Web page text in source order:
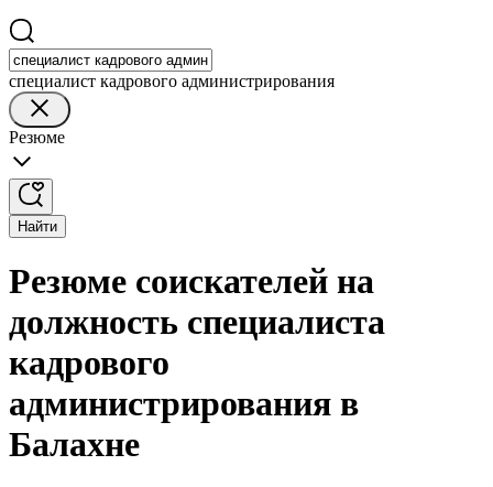
специалист кадрового администрирования
Резюме
Найти
Резюме соискателей на
должность специалиста
кадрового
администрирования в
Балахне